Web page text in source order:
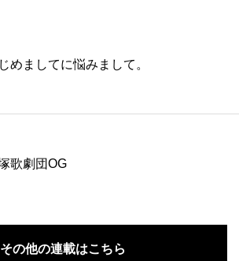
めましてに悩みまして。
歌劇団OG
その他の連載はこちら